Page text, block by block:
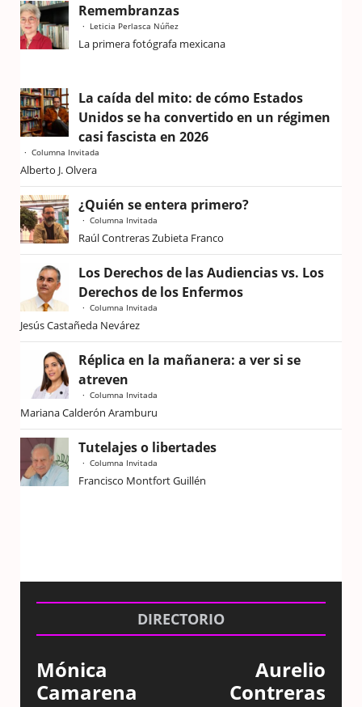
Remembranzas
Leticia Perlasca Núñez
La primera fotógrafa mexicana
La caída del mito: de cómo Estados
Unidos se ha convertido en un régimen
casi fascista en 2026
Columna Invitada
Alberto J. Olvera
¿Quién se entera primero?
Columna Invitada
Raúl Contreras Zubieta Franco
Los Derechos de las Audiencias vs. Los
Derechos de los Enfermos
Columna Invitada
Jesús Castañeda Nevárez
Réplica en la mañanera: a ver si se
atreven
Columna Invitada
Mariana Calderón Aramburu
Tutelajes o libertades
Columna Invitada
Francisco Montfort Guillén
DIRECTORIO
Mónica
Camarena
Aurelio
Contreras